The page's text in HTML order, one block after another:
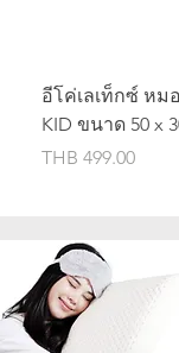
อีโค่เลเท็กซ์ หม
KID ขนาด 50 x
價格
THB 499.00